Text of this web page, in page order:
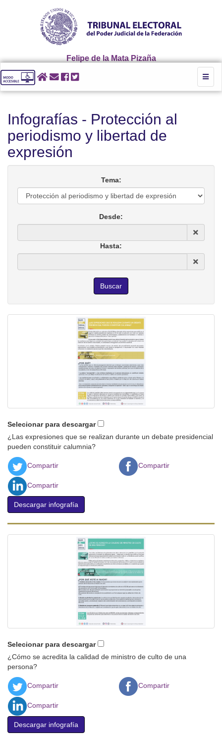
Felipe de la Mata Pizaña
Infografías - Protección al
periodismo y libertad de
expresión
Tema:
Desde:
Hasta:
Selecionar para descargar
¿Las expresiones que se realizan durante un debate presidencial
pueden constituir calumnia?
Compartir Compartir
Compartir
Descargar infografía
Selecionar para descargar
¿Cómo se acredita la calidad de ministro de culto de una
persona?
Compartir Compartir
Compartir
Descargar infografía